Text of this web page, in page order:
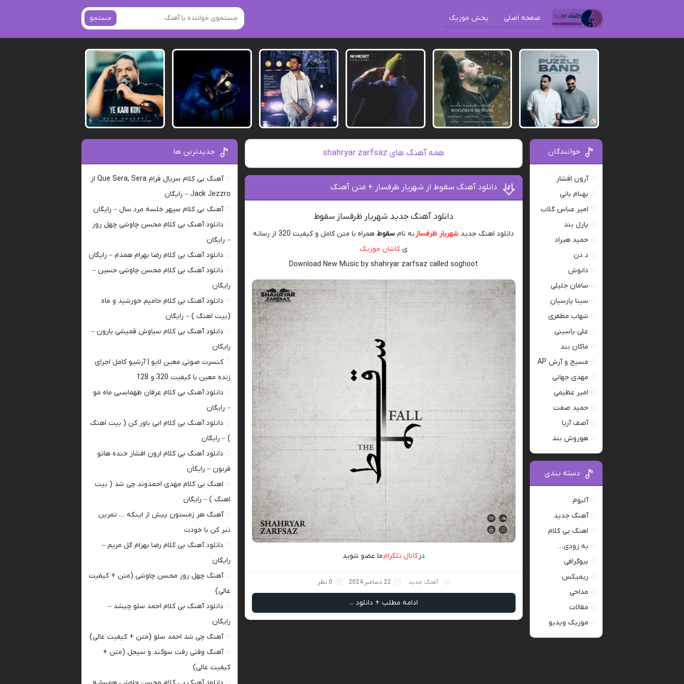
صفحه اصلی پخش موزیک جستجو
همه آهنگ های shahryar zarfsaz
دانلود آهنگ سقوط از شهریار ظرفساز + متن آهنگ
دانلود آهنگ جدید شهریار ظرفساز سقوط
دانلود اهنگ جدید شهریار ظرفسازبه نام سقوط
همراه با متن کامل و کیفیت 320 از رسانه
یکاشان موزیک
Download New Music by shahryar zarfsaz called soghoot
درکانال تلگرامما عضو شوید
آهنگ جدید 22 دسامبر 2024 0 نظر
ادامه مطلب + دانلود ...
خوانندگان
آرون افشار
بهنام بانی
امیر عباس گلاب
پازل بند
حمید هیراد
د دن
دانوش
سامان جلیلی
سینا پارسیان
شهاب مظفری
علی یاسینی
ماکان بند
مسیح و آرش AP
مهدی جهانی
امیر عظیمی
حمید صفت
آصف آریا
هوروش بند
دسته بندی
آلبوم
آهنگ جدید
اهنگ بی کلام
به زودی…
بیوگرافی
ریمیکس
مداحی
مقالات
موزیک ویدیو
جدیدترین ها
آهنگ بی کلام سریال فرام Que Sera, Sera از
Jack Jezzro – رایگان
آهنگ بی کلام سپهر خلسه مرد سال – رایگان
دانلود آهنگ بی کلام محسن چاوشی چهل روز
– رایگان
دانلود آهنگ بی کلام رضا بهرام همدم – رایگان
دانلود آهنگ بی کلام محسن چاوشی حسین –
رایگان
دانلود آهنگ بی کلام حامیم خورشید و ماه
(بیت اهنگ ) – رایگان
دانلود آهنگ بی کلام سیاوش قمیشی بارون –
رایگان
کنسرت صوتی معین لایو | آرشیو کامل اجرای
زنده معین با کیفیت 320 و 128
دانلود آهنگ بی کلام عرفان طهماسبی ماه مو
– رایگان
دانلود آهنگ بی کلام ابی باور کن ( بیت اهنگ
) – رایگان
دانلود آهنگ بی کلام ارون افشار خنده هاتو
قربون – رایگان
اهنگ بی کلام مهدی احمدوند چی شد ( بیت
اهنگ ) – رایگان
آهنگ هر زمستون پیش از اینکه … تمرین
تبر کن با خودت
دانلود آهنگ بی کلام رضا بهرام گل مریم –
رایگان
آهنگ چهل روز محسن چاوشی (متن + کیفیت
عالی)
دانلود آهنگ بی کلام احمد سلو چیشد –
رایگان
آهنگ چی شد احمد سلو (متن + کیفیت عالی)
آهنگ وقتی رفت سوگند و سیجل (متن +
کیفیت عالی)